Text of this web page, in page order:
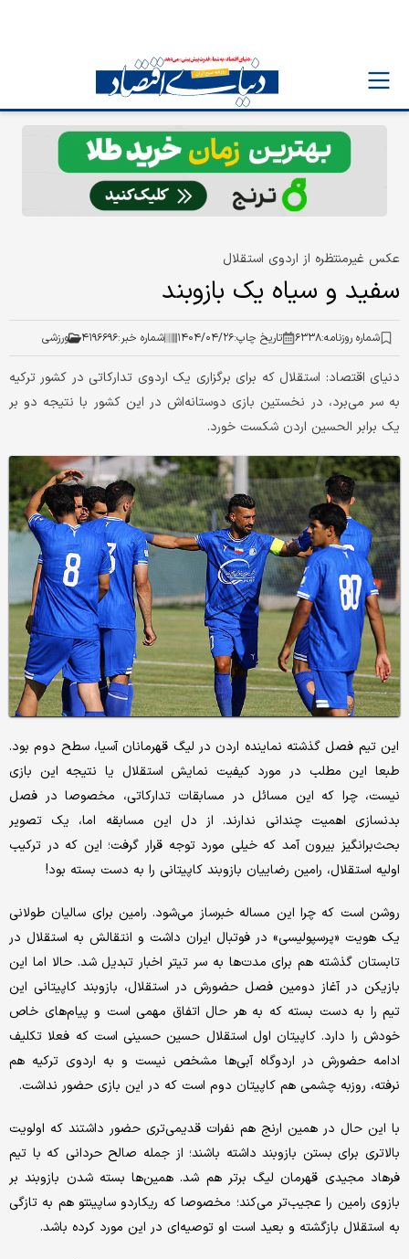
عکس غیرمنتظره از اردوی استقلال
سفید و سیاه یک بازوبند
شماره روزنامه:۶۳۳۸ تاریخ چاپ:۱۴۰۴/۰۴/۲۶ شماره خبر:۴۱۹۶۶۹۶ ورزشی
دنیای اقتصاد: استقلال که برای برگزاری یک اردوی تدارکاتی در کشور ترکیه
به سر می‌برد، در نخستین بازی دوستانه‌اش در این کشور با نتیجه دو بر
یک برابر الحسین اردن شکست خورد.
این تیم فصل گذشته نماینده اردن در لیگ قهرمانان آسیا، سطح دوم بود.
طبعا این مطلب در مورد کیفیت نمایش استقلال یا نتیجه این بازی
نیست، چرا که این مسائل در مسابقات تدارکاتی، مخصوصا در فصل
بدنسازی اهمیت چندانی ندارند. از دل این مسابقه اما، یک تصویر
بحث‌برانگیز بیرون آمد که خیلی مورد توجه قرار گرفت؛ این که در ترکیب
اولیه استقلال، رامین رضاییان بازوبند کاپیتانی را به دست بسته بود!
روشن است که چرا این مساله خبرساز می‌شود. رامین برای سالیان طولانی
یک هویت «پرسپولیسی» در فوتبال ایران داشت و انتقالش به استقلال در
تابستان گذشته هم برای مدت‌ها به سر تیتر اخبار تبدیل شد. حالا اما این
بازیکن در آغاز دومین فصل حضورش در استقلال، بازوبند کاپیتانی این
تیم را به دست بسته که به هر حال اتفاق مهمی است و پیام‌های خاص
خودش را دارد. کاپیتان اول استقلال حسین حسینی است که فعلا تکلیف
ادامه حضورش در اردوگاه آبی‌ها مشخص نیست و به اردوی ترکیه هم
نرفته، روزبه چشمی هم کاپیتان دوم است که در این بازی حضور نداشت.
با این حال در همین ارنج هم نفرات قدیمی‌تری حضور داشتند که اولویت
بالاتری برای بستن بازوبند داشته باشند؛ از جمله صالح حردانی که با تیم
فرهاد مجیدی قهرمان لیگ برتر هم شد. همین‌ها بسته شدن بازوبند بر
بازوی رامین را عجیب‌تر می‌کند؛ مخصوصا که ریکاردو ساپینتو هم به تازگی
به استقلال بازگشته و بعید است او توصیه‌ای در این مورد کرده باشد.